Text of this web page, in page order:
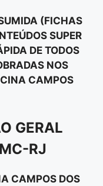
(FICHAS
SUPER
DE TODOS
NOS
CAMPOS
GERAL
RJ
CAMPOS DOS